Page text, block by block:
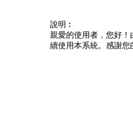
說明︰
親愛的使用者，您好
續使用本系統。感謝您